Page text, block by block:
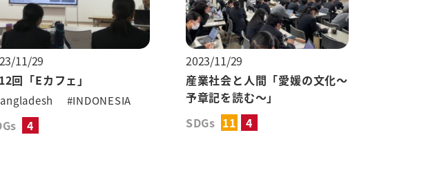
11/29
回「Eカフェ」
#INDONESIA
4
2023/11/29
産業社会と人間「愛媛の文化～
予章記を読む～」
SDGs 11 4